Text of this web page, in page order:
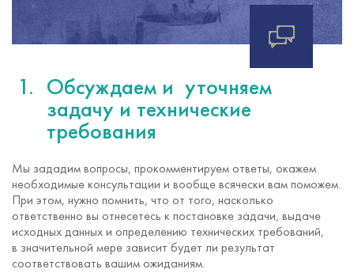
Обсуждаем и уточняем
задачу и технические
требования
Мы зададим вопросы, прокомментируем ответы, окажем
необходимые консультации и вообще всячески вам поможем.
При этом, нужно помнить, что от того, насколько
ответственно вы отнесетесь к постановке задачи, выдаче
исходных данных и определению технических требований,
в значительной мере зависит будет ли результат
соответствовать вашим ожиданиям.